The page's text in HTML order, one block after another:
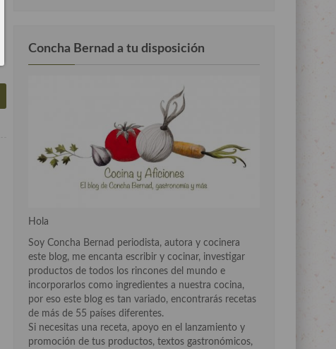
Concha Bernad a tu disposición
Hola
Soy Concha Bernad periodista, autora y cocinera
este blog, me encanta escribir y cocinar, investigar
productos de todos los rincones del mundo e
incorporarlos como ingredientes a nuestra cocina,
por eso este blog es tan variado, encontrarás recetas
de más de 55 países diferentes.
Si necesitas una receta, apoyo en el lanzamiento y
promoción de tus productos, textos gastronómicos,